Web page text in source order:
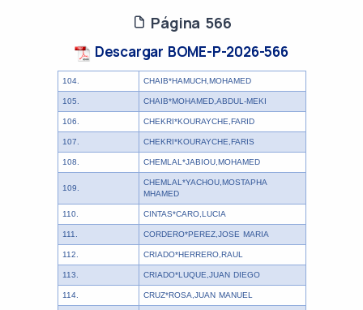
Página 566
Descargar BOME-P-2026-566
104. CHAIB*HAMUCH,MOHAMED
105. CHAIB*MOHAMED,ABDUL-MEKI
106. CHEKRI*KOURAYCHE,FARID
107. CHEKRI*KOURAYCHE,FARIS
108. CHEMLAL*JABIOU,MOHAMED
109.
CHEMLAL*YACHOU,MOSTAPHA
MHAMED
110. CINTAS*CARO,LUCIA
111. CORDERO*PEREZ,JOSE MARIA
112. CRIADO*HERRERO,RAUL
113. CRIADO*LUQUE,JUAN DIEGO
114. CRUZ*ROSA,JUAN MANUEL